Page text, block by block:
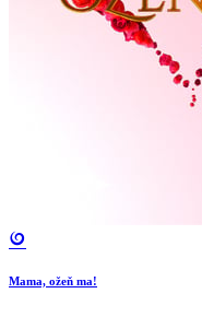
Mama, ožeň ma!